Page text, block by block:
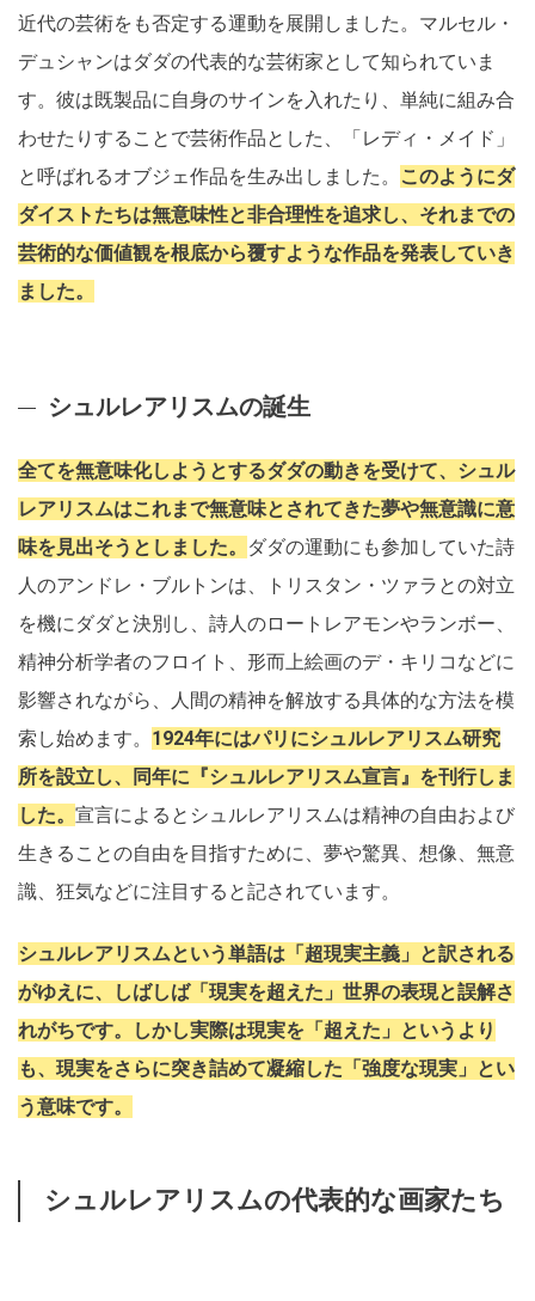
近代の芸術をも否定する運動を展開しました。マルセル・
デュシャンはダダの代表的な芸術家として知られていま
す。彼は既製品に自身のサインを入れたり、単純に組み合
わせたりすることで芸術作品とした、「レディ・メイド」
と呼ばれるオブジェ作品を生み出しました。
このようにダ
ダイストたちは無意味性と非合理性を追求し、それまでの
芸術的な価値観を根底から覆すような作品を発表していき
ました。
シュルレアリスムの誕生
全てを無意味化しようとするダダの動きを受けて、シュル
レアリスムはこれまで無意味とされてきた夢や無意識に意
味を見出そうとしました。
ダダの運動にも参加していた詩
人のアンドレ・ブルトンは、トリスタン・ツァラとの対立
を機にダダと決別し、詩人のロートレアモンやランボー、
精神分析学者のフロイト、形而上絵画のデ・キリコなどに
影響されながら、人間の精神を解放する具体的な方法を模
索し始めます。 1924年にはパリにシュルレアリスム研究
所を設立し、同年に『シュルレアリスム宣言』を刊行しま
した。 宣言によるとシュルレアリスムは精神の自由および
生きることの自由を目指すために、夢や驚異、想像、無意
識、狂気などに注目すると記されています。
シュルレアリスムという単語は「超現実主義」と訳される
がゆえに、しばしば「現実を超えた」世界の表現と誤解さ
れがちです。しかし実際は現実を「超えた」というより
も、現実をさらに突き詰めて凝縮した「強度な現実」とい
う意味です。
シュルレアリスムの代表的な画家たち